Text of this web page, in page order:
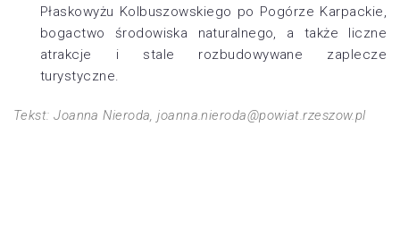
Płaskowyżu Kolbuszowskiego po Pogórze Karpackie,
bogactwo środowiska naturalnego, a także liczne
atrakcje i stale rozbudowywane zaplecze
turystyczne.
Tekst: Joanna Nieroda, joanna.nieroda@powiat.rzeszow.pl